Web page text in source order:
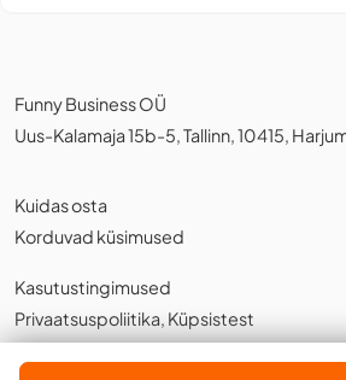
Funny Business OÜ
Uus-Kalamaja 15b-5, Tallinn, 10415,
Kuidas osta
Korduvad küsimused
Kasutustingimused
Privaatsuspoliitika, Küpsistest